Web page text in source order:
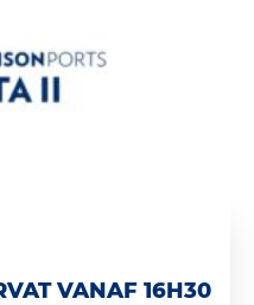
VANAF 16H30